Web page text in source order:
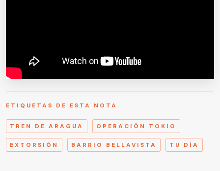
ETIQUETAS DE ESTA NOTA
TREN DE ARAGUA OPERACIÓN TOKIO
EXTORSIÓN BARRIO BELLAVISTA TU DÍA